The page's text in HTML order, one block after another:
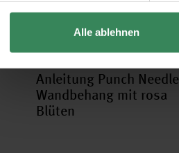
Alle ablehnen
Anleitung Punch Needle
Wandbehang mit rosa
Blüten